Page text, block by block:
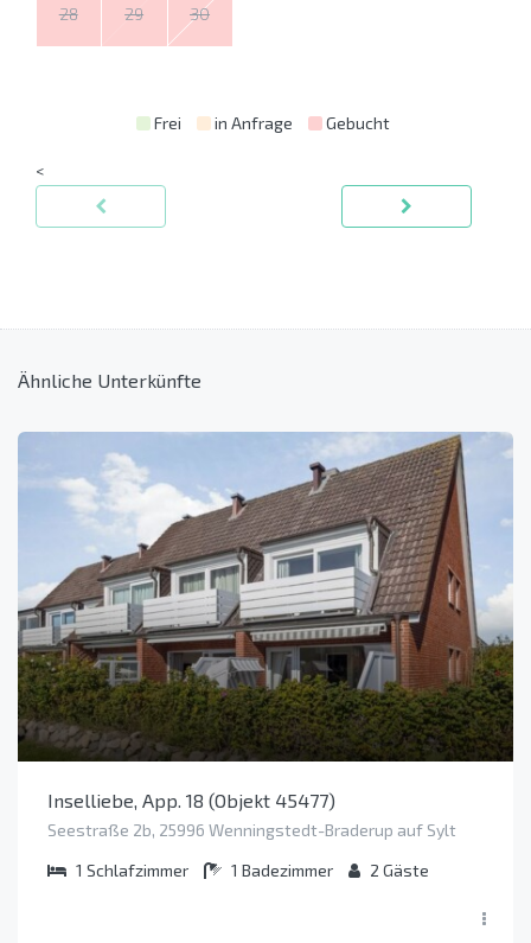
28 29 30
Frei in Anfrage Gebucht
<
Ähnliche Unterkünfte
Inselliebe, App. 18 (Objekt 45477)
Seestraße 2b, 25996 Wenningstedt-Braderup auf Sylt
1 Schlafzimmer 1 Badezimmer 2 Gäste